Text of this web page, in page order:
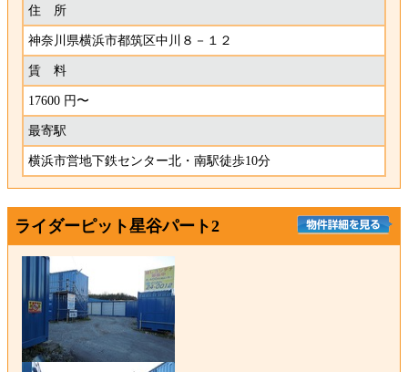
住 所
神奈川県横浜市都筑区中川８－１２
賃 料
17600 円〜
最寄駅
横浜市営地下鉄センター北・南駅徒歩10分
ライダーピット星谷パート2